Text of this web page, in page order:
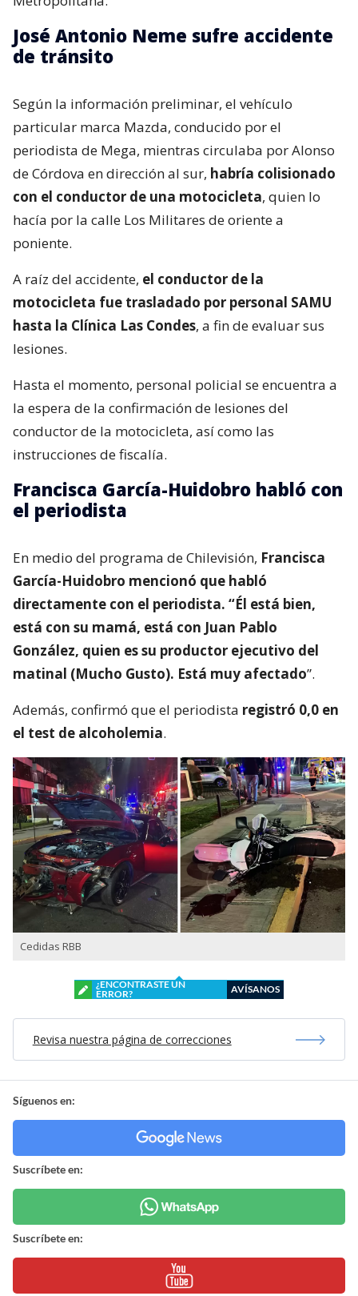
José Antonio Neme sufre accidente
de tránsito
Según la información preliminar, el vehículo
particular marca Mazda, conducido por el
periodista de Mega, mientras circulaba por Alonso
de Córdova en dirección al sur, habría colisionado
con el conductor de una motocicleta, quien lo
hacía por la calle Los Militares de oriente a
poniente.
A raíz del accidente, el conductor de la
motocicleta fue trasladado por personal SAMU
hasta la Clínica Las Condes, a fin de evaluar sus
lesiones.
Hasta el momento, personal policial se encuentra a
la espera de la confirmación de lesiones del
conductor de la motocicleta, así como las
instrucciones de fiscalía.
Francisca García-Huidobro habló con
el periodista
En medio del programa de Chilevisión, Francisca
García-Huidobro mencionó que habló
directamente con el periodista. “Él está bien,
está con su mamá, está con Juan Pablo
González, quien es su productor ejecutivo del
matinal (Mucho Gusto). Está muy afectado”.
Además, confirmó que el periodista registró 0,0 en
el test de alcoholemia.
Cedidas RBB
¿ENCONTRASTE UN
ERROR?
AVÍSANOS
Revisa nuestra página de correcciones
Síguenos en:
Suscríbete en:
Suscríbete en: